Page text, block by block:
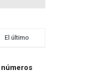
El último